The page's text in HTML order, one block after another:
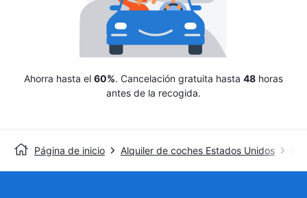
Ahorra hasta el 60%. Cancelación gratuita hasta 48 horas
antes de la recogida.
Página de inicio Alquiler de coches Estados Unidos